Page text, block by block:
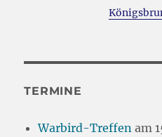
TERMINE
Warbird-Treffen am